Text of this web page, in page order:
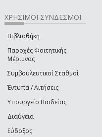
mail)
ΧΡΗΣΙΜΟΙ ΣΥΝΔΕΣΜΟΙ
Βιβλιοθήκη
Παροχές Φοιτητικής
Μέριμνας
Συμβουλευτικοί Σταθμοί
Έντυπα / Αιτήσεις
Υπουργείο Παιδείας
Διαύγεια
Εύδοξος